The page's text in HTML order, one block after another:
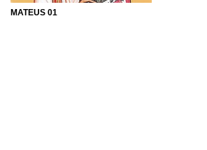
MATEUS 01